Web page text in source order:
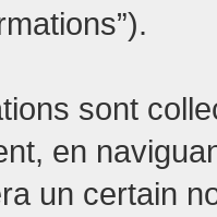
sont
en
un certain